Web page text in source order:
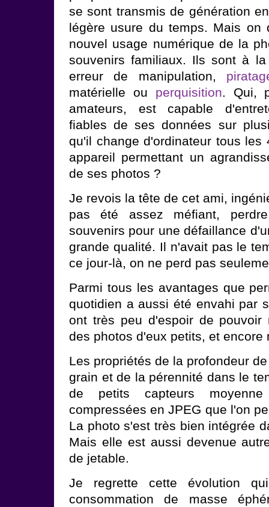
se sont transmis de génération
légère usure du temps. Mais on
nouvel usage numérique de la
souvenirs familiaux. Ils sont à
erreur de manipulation,
matérielle ou perquisition. Qui,
amateurs, est capable
fiables de ses données sur
qu'il change d'ordinateur tous
appareil permettant un
de ses photos ?
Je revois la tête de cet ami,
pas été assez méfiant,
souvenirs pour une défaillance
grande qualité. Il n'avait pas le
ce jour-là, on ne perd pas
Parmi tous les avantages que
quotidien a aussi été envahi par
ont très peu d'espoir de pouvoir
des photos d'eux petits, et encore
Les propriétés de la profondeur
grain et de la pérennité dans le
de petits capteurs
compressées en JPEG que l'on
La photo s'est très bien intégrée
Mais elle est aussi devenue
de jetable.
Je regrette cette évolution
consommation de masse